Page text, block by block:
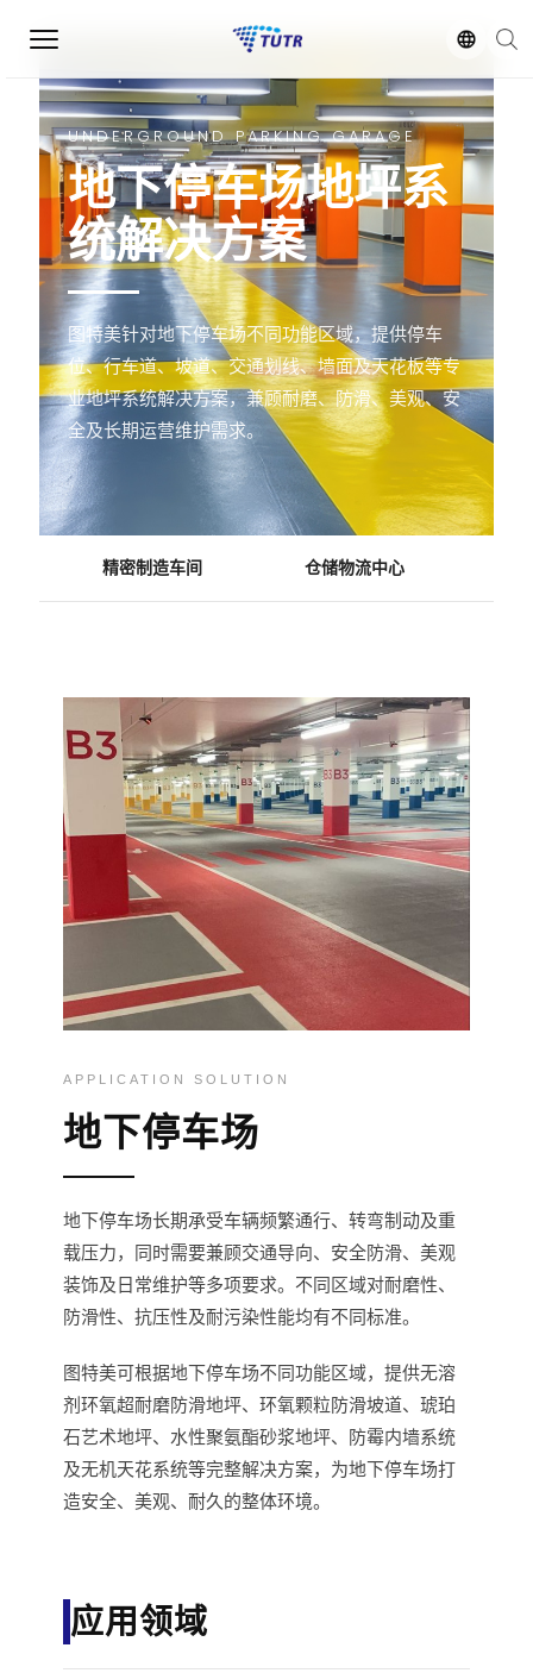
UNDERGROUND PARKING GARAGE
地下停车场地坪系
统解决方案
图特美针对地下停车场不同功能区域，提供停车
位、行车道、坡道、交通划线、墙面及天花板等专
业地坪系统解决方案，兼顾耐磨、防滑、美观、安
全及长期运营维护需求。
精密制造车间 仓储物流中心
APPLICATION SOLUTION
地下停车场
地下停车场长期承受车辆频繁通行、转弯制动及重
载压力，同时需要兼顾交通导向、安全防滑、美观
装饰及日常维护等多项要求。不同区域对耐磨性、
防滑性、抗压性及耐污染性能均有不同标准。
图特美可根据地下停车场不同功能区域，提供无溶
剂环氧超耐磨防滑地坪、环氧颗粒防滑坡道、琥珀
石艺术地坪、水性聚氨酯砂浆地坪、防霉内墙系统
及无机天花系统等完整解决方案，为地下停车场打
造安全、美观、耐久的整体环境。
应用领域